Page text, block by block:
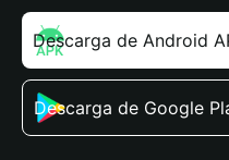
Descarga de Android
Descarga de Google